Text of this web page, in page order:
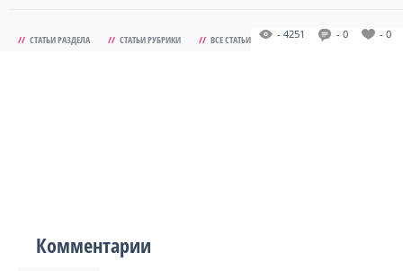
// СТАТЬИ РАЗДЕЛА // СТАТЬИ РУБРИКИ // ВСЕ СТАТЬИ - 4251 - 0 - 0
Комментарии